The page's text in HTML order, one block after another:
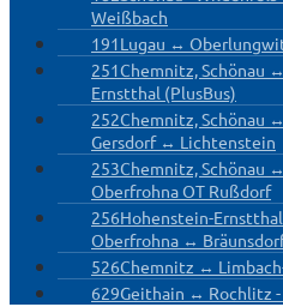
Weißbach
191Lugau ↔
251Chemnitz, Schönau
Ernstthal (PlusBus)
252Chemnitz, Schönau
Gersdorf ↔ Lichtenstein
253Chemnitz, Schönau
Oberfrohna OT Rußdorf
256Hohenstein-
Oberfrohna ↔
526Chemnitz ↔
629Geithain ↔ Rochlitz -